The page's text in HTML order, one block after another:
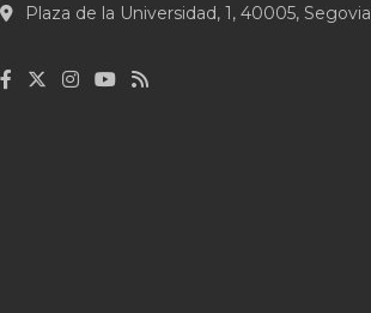
Plaza de la Universidad, 1, 40005, Segovia